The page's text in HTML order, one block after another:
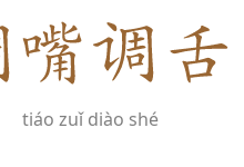
tiáo zuǐ diào shé